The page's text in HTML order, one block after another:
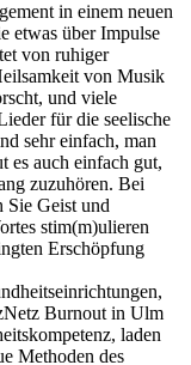
in einem neuen
etwas über Impulse
von ruhiger
von Musik
und viele
für die seelische
sehr einfach, man
es auch einfach gut,
zuzuhören. Bei
Sie Geist und
stim(m)ulieren
Erschöpfung
Burnout in Ulm
laden
Methoden des